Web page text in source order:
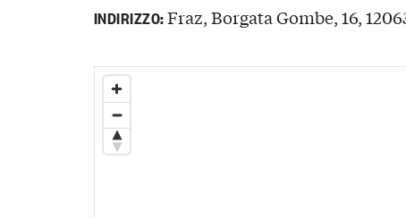
INDIRIZZO:Fraz, Borgata Gombe, 16,